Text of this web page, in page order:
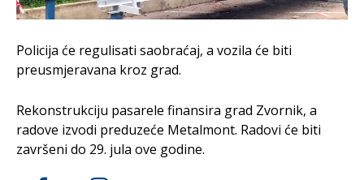
Policija će regulisati saobraćaj, a vozila će biti
preusmjeravana kroz grad.
Rekonstrukciju pasarele finansira grad Zvornik, a
radove izvodi preduzeće Metalmont. Radovi će biti
završeni do 29. jula ove godine.